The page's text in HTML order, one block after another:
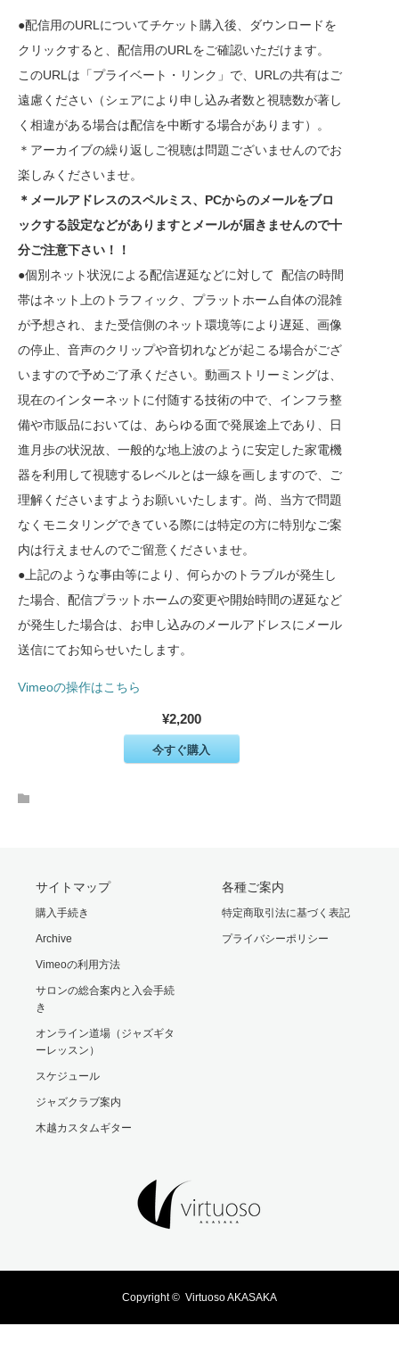
●配信用のURLについてチケット購入後、ダウンロードを
クリックすると、配信用のURLをご確認いただけます。
このURLは「プライベート・リンク」で、URLの共有はご
遠慮ください（シェアにより申し込み者数と視聴数が著し
く相違がある場合は配信を中断する場合があります）。
＊アーカイブの繰り返しご視聴は問題ございませんのでお
楽しみくださいませ。
＊メールアドレスのスペルミス、PCからのメールをブロ
ックする設定などがありますとメールが届きませんので十
分ご注意下さい！！
●個別ネット状況による配信遅延などに対して 配信の時間
帯はネット上のトラフィック、プラットホーム自体の混雑
が予想され、また受信側のネット環境等により遅延、画像
の停止、音声のクリップや音切れなどが起こる場合がござ
いますので予めご了承ください。動画ストリーミングは、
現在のインターネットに付随する技術の中で、インフラ整
備や市販品においては、あらゆる面で発展途上であり、日
進月歩の状況故、一般的な地上波のように安定した家電機
器を利用して視聴するレベルとは一線を画しますので、ご
理解くださいますようお願いいたします。尚、当方で問題
なくモニタリングできている際には特定の方に特別なご案
内は行えませんのでご留意くださいませ。
●上記のような事由等により、何らかのトラブルが発生し
た場合、配信プラットホームの変更や開始時間の遅延など
が発生した場合は、お申し込みのメールアドレスにメール
送信にてお知らせいたします。
Vimeoの操作はこちら
¥2,200
今すぐ購入
サイトマップ
購入手続き
Archive
Vimeoの利用方法
サロンの総合案内と入会手続
き
オンライン道場（ジャズギタ
ーレッスン）
スケジュール
ジャズクラブ案内
木越カスタムギター
各種ご案内
特定商取引法に基づく表記
プライバシーポリシー
Copyright © Virtuoso AKASAKA